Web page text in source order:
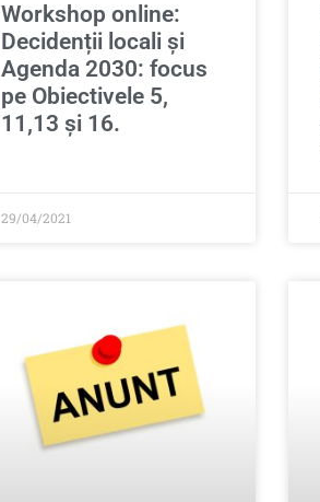
Workshop online:
Decidenții locali și
Agenda 2030: focus
pe Obiectivele 5,
11,13 și 16.
29/04/2021